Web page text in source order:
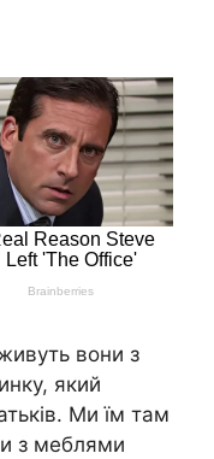
живуть вони з
який
Ми їм там
з меблями